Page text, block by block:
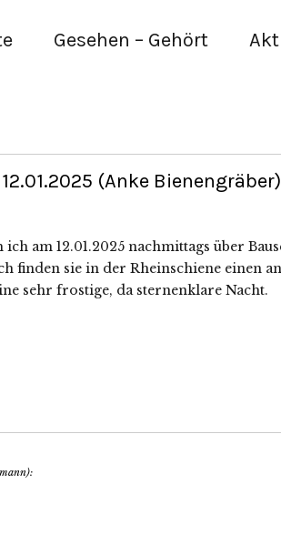
Gesehen – Gehört
(Anke Bienengräber)
am 12.01.2025 nachmittags über
finden sie in der Rheinschiene einen
sehr frostige, da sternenklare Nacht.